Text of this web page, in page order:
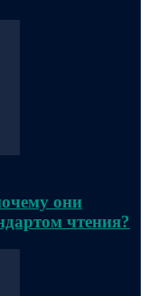
они
чтения?